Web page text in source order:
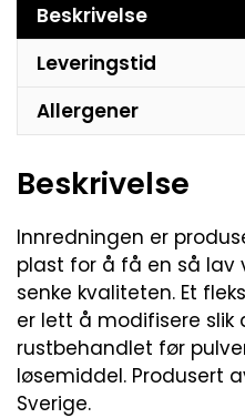
Beskrivelse
Leveringstid
Allergener
Beskrivelse
Innredningen er
plast for å få en så lav
senke kvaliteten. Et
er lett å modifisere slik
rustbehandlet før
løsemiddel. Produsert
Sverige.